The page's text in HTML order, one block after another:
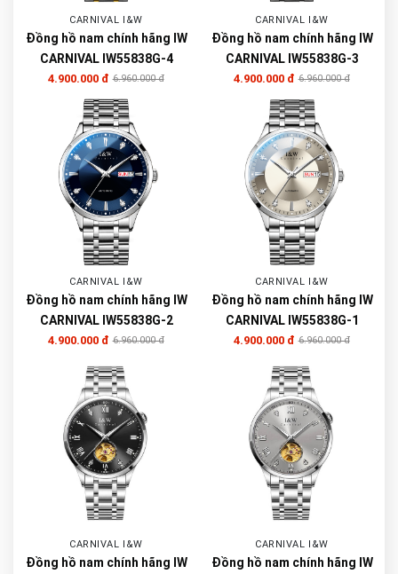
CARNIVAL I&W
Đồng hồ nam chính hãng IW
CARNIVAL IW55838G-4
4.900.000 đ 6.960.000 đ
CARNIVAL I&W
Đồng hồ nam chính hãng IW
CARNIVAL IW55838G-3
4.900.000 đ 6.960.000 đ
CARNIVAL I&W
Đồng hồ nam chính hãng IW
CARNIVAL IW55838G-2
4.900.000 đ 6.960.000 đ
CARNIVAL I&W
Đồng hồ nam chính hãng IW
CARNIVAL IW55838G-1
4.900.000 đ 6.960.000 đ
CARNIVAL I&W
Đồng hồ nam chính hãng IW
CARNIVAL I&W
Đồng hồ nam chính hãng IW